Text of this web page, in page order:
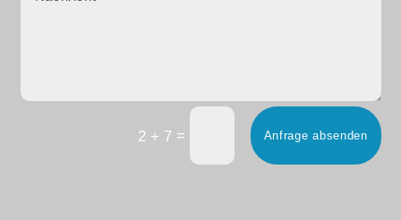
2 + 7= Anfrage absenden